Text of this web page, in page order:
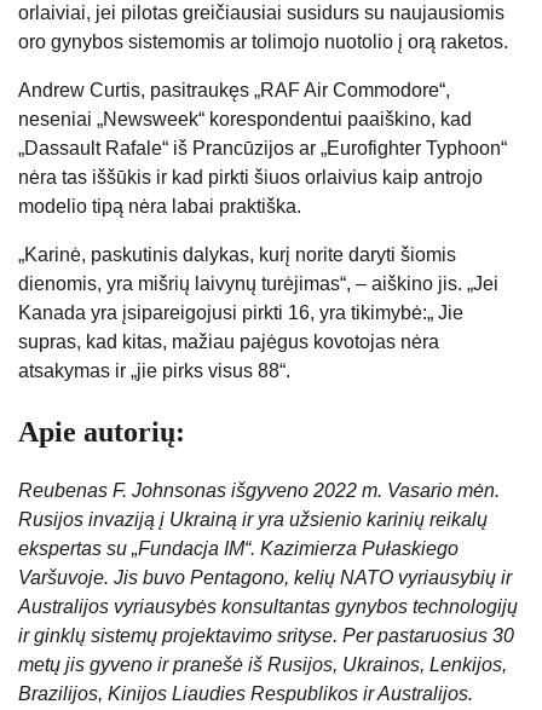
orlaiviai, jei pilotas greičiausiai susidurs su naujausiomis
oro gynybos sistemomis ar tolimojo nuotolio į orą raketos.
Andrew Curtis, pasitraukęs „RAF Air Commodore“,
neseniai „Newsweek“ korespondentui paaiškino, kad
„Dassault Rafale“ iš Prancūzijos ar „Eurofighter Typhoon“
nėra tas iššūkis ir kad pirkti šiuos orlaivius kaip antrojo
modelio tipą nėra labai praktiška.
„Karinė, paskutinis dalykas, kurį norite daryti šiomis
dienomis, yra mišrių laivynų turėjimas“, – aiškino jis. „Jei
Kanada yra įsipareigojusi pirkti 16, yra tikimybė:„ Jie
supras, kad kitas, mažiau pajėgus kovotojas nėra
atsakymas ir „jie pirks visus 88“.
Apie autorių:
Reubenas F. Johnsonas išgyveno 2022 m. Vasario mėn.
Rusijos invaziją į Ukrainą ir yra užsienio karinių reikalų
ekspertas su „Fundacja IM“. Kazimierza Pułaskiego
Varšuvoje. Jis buvo Pentagono, kelių NATO vyriausybių ir
Australijos vyriausybės konsultantas gynybos technologijų
ir ginklų sistemų projektavimo srityse. Per pastaruosius 30
metų jis gyveno ir pranešė iš Rusijos, Ukrainos, Lenkijos,
Brazilijos, Kinijos Liaudies Respublikos ir Australijos.